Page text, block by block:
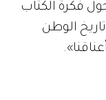
فكرة الكتاب
الوطن